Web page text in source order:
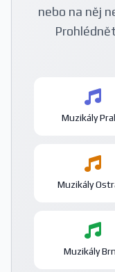
nebo na něj
Muzikály
Muzikály
Muzikály